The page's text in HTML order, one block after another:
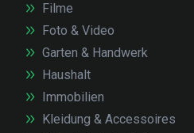
Filme
Foto & Video
Garten & Handwerk
Haushalt
Immobilien
Kleidung & Accessoires